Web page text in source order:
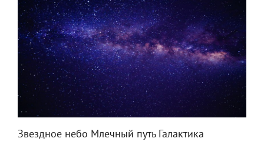
Звездное небо Млечный путь Галактика